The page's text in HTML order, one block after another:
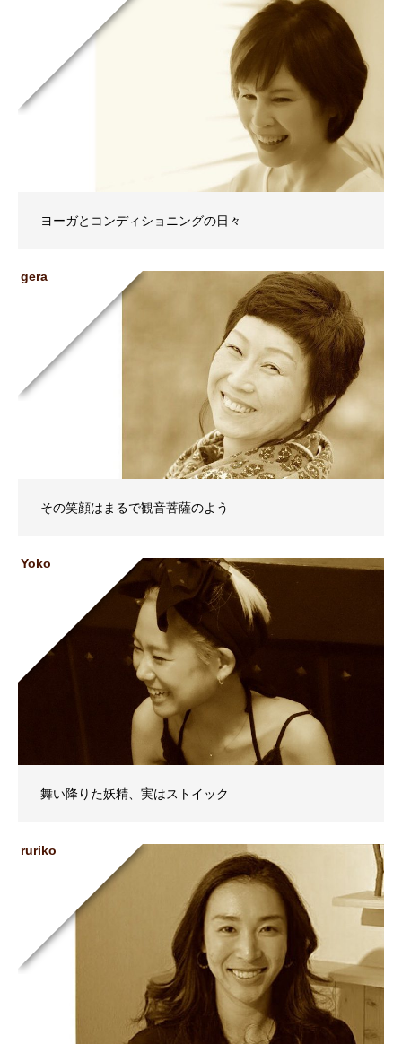
ヨーガとコンディショニングの日々
gera
その笑顔はまるで観音菩薩のよう
Yoko
舞い降りた妖精、実はストイック
ruriko